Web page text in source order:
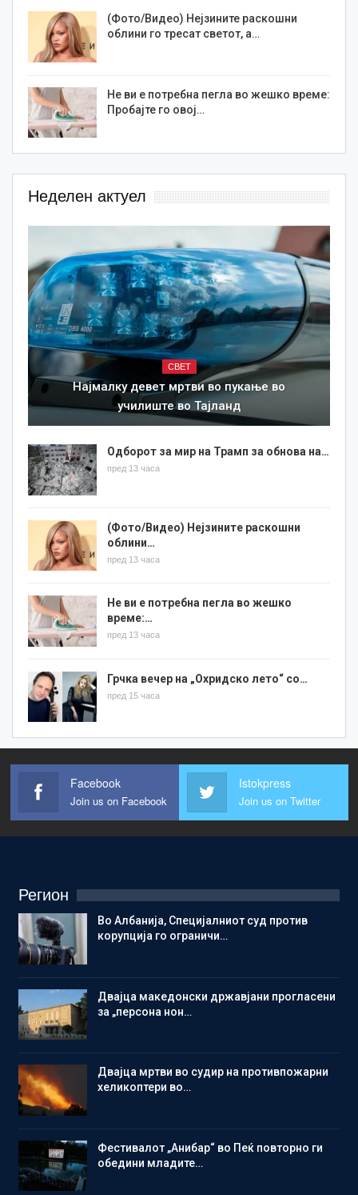
(Фото/Видео) Нејзините раскошни
облини го тресат светот, а…
Не ви е потребна пегла во жешко време:
Пробајте го овој…
Неделен актуел
СВЕТ
Најмалку девет мртви во пукање во
училиште во Тајланд
Одборот за мир на Трамп за обнова на…
пред 13 часа
(Фото/Видео) Нејзините раскошни
облини…
пред 13 часа
Не ви е потребна пегла во жешко
време:…
пред 13 часа
Грчка вечер на „Охридско лето“ со…
пред 15 часа
Facebook
Join us on Facebook
Istokpress
Join us on Twitter
Регион
Во Албанија, Специјалниот суд против
корупција го ограничи…
Двајца македонски државјани прогласени
за „персона нон…
Двајца мртви во судир на противпожарни
хеликоптери во…
Фестивалот „Анибар“ во Пеќ повторно ги
обедини младите…